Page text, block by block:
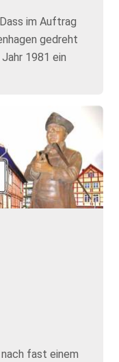
im Auftrag
gedreht
1981 ein
fast einem